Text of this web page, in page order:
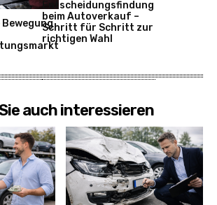
Bewegung
Entscheidungsfindung
beim Autoverkauf –
Schritt für Schritt zur
richtigen Wahl
auch interessieren